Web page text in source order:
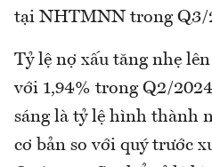
tại NHTMNN trong Q3/
Tỷ lệ nợ xấu tăng nhẹ
với 1,94% trong Q2/
sáng là tỷ lệ hình thành
cơ bản so với quý trước